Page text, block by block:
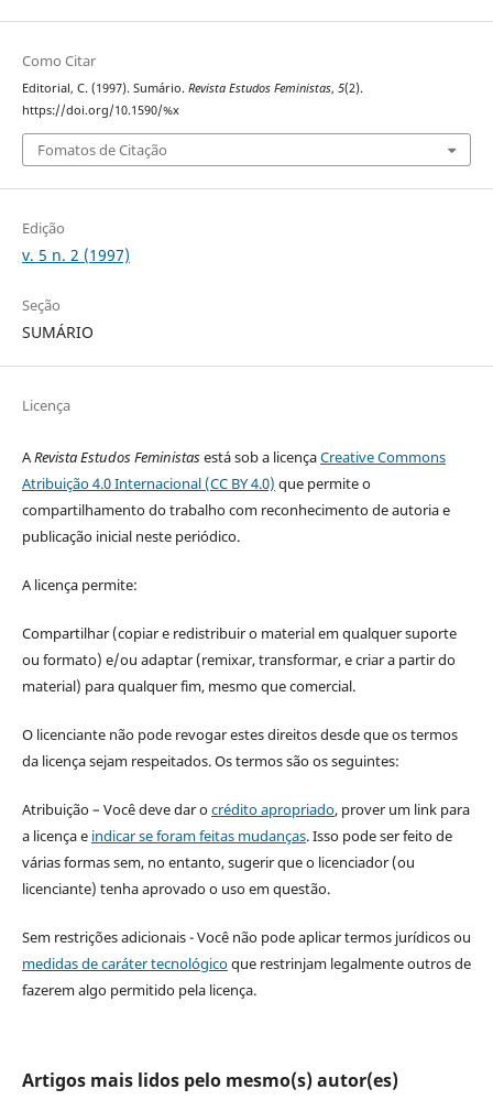
Como Citar
Editorial, C. (1997). Sumário. Revista Estudos Feministas, 5(2).
https://doi.org/10.1590/%x
Fomatos de Citação
Edição
v. 5 n. 2 (1997)
Seção
SUMÁRIO
Licença
ARevista Estudos Feministasestá sob a licençaCreative Commons
Atribuição 4.0 Internacional (CC BY 4.0) que permite o
compartilhamento do trabalho com reconhecimento de autoria e
publicação inicial neste periódico.
A licença permite:
Compartilhar (copiar e redistribuir o material em qualquer suporte
ou formato) e/ou adaptar (remixar, transformar, e criar a partir do
material) para qualquer fim, mesmo que comercial.
O licenciante não pode revogar estes direitos desde que os termos
da licença sejam respeitados. Os termos são os seguintes:
Atribuição – Você deve dar ocrédito apropriado, prover um link para
a licença e indicar se foram feitas mudanças. Isso pode ser feito de
várias formas sem, no entanto, sugerir que o licenciador (ou
licenciante) tenha aprovado o uso em questão.
Sem restrições adicionais - Você não pode aplicar termos jurídicos ou
medidas de caráter tecnológicoque restrinjam legalmente outros de
fazerem algo permitido pela licença.
Artigos mais lidos pelo mesmo(s) autor(es)